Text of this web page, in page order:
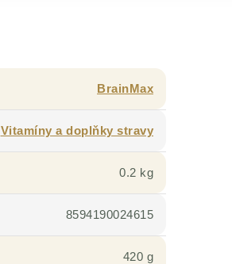
BrainMax
Vitamíny a doplňky stravy
0.2 kg
8594190024615
420 g